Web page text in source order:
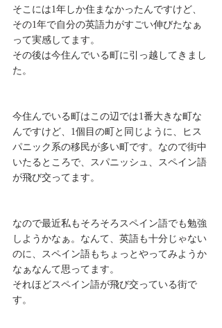
そこには1年しか住まなかったんですけど、
その1年で自分の英語力がすごい伸びたなぁ
って実感してます。
その後は今住んでいる町に引っ越してきまし
た。
今住んでいる町はこの辺では1番大きな町な
んですけど、1個目の町と同じように、ヒス
パニック系の移民が多い町です。なので街中
いたるところで、スパニッシュ、スペイン語
が飛び交ってます。
なので最近私もそろそろスペイン語でも勉強
しようかなぁ。なんて、英語も十分じゃない
のに、スペイン語もちょっとやってみようか
なぁなんて思ってます。
それほどスペイン語が飛び交っている街で
す。